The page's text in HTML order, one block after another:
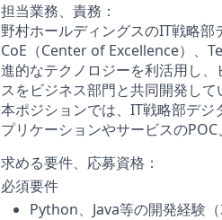
担当業務、責務：
野村ホールディングスのIT戦略
CoE（Center of Excellence）、
進的なテクノロジーを利活用し
スをビジネス部門と共同開発して
本ポジションでは、IT戦略部デ
プリケーションやサービスの
求める要件、応募資格：
必須要件
Python、Java等の開発経験